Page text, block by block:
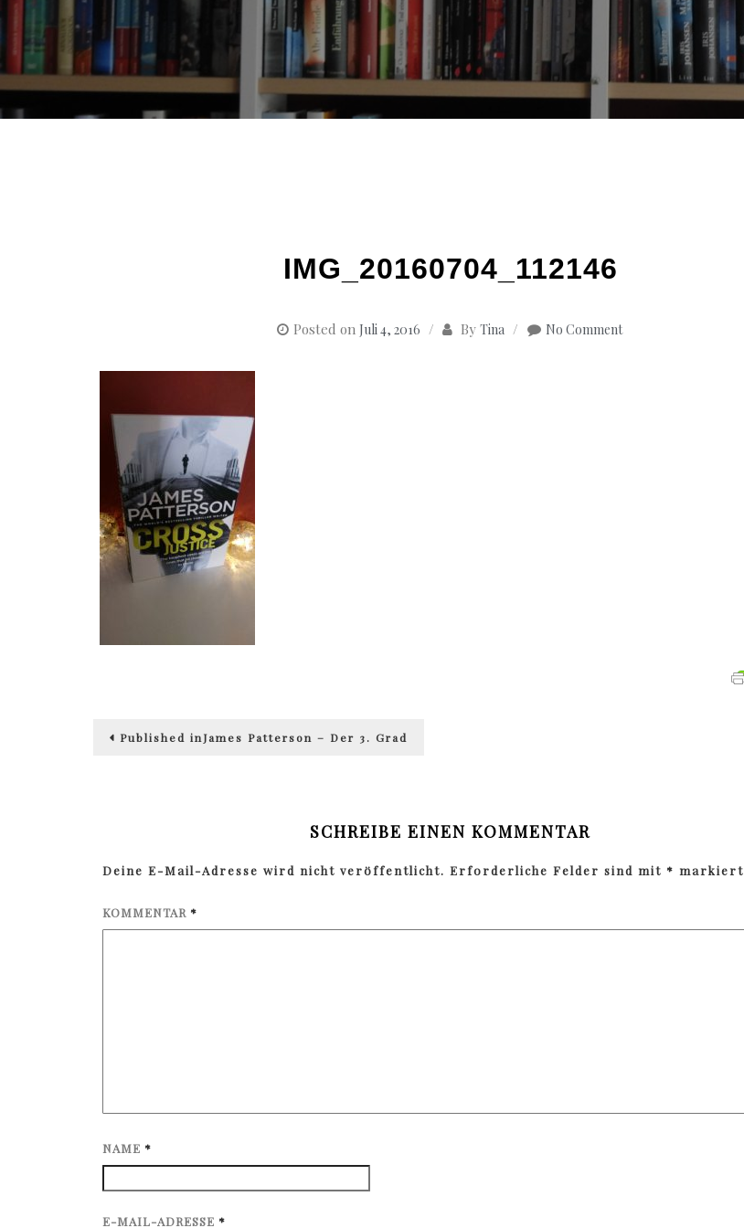
IMG_20160704_112146
Posted on Juli 4, 2016 ByTina No Comment
Beitragsnavigation
Published inJames Patterson – Der 3. Grad
SCHREIBE EINEN KOMMENTAR
Deine E-Mail-Adresse wird nicht veröffentlicht. Erforderliche Felder sind mit * markiert
KOMMENTAR *
NAME *
E-MAIL-ADRESSE *